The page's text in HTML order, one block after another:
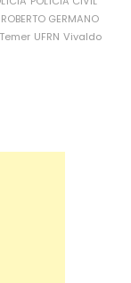
ROBERTO GERMANO
Temer UFRN Vivaldo